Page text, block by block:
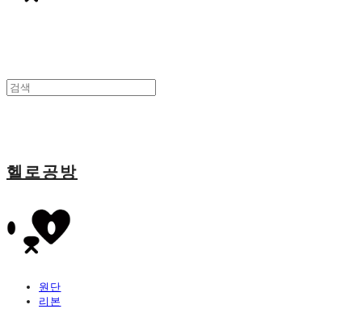
헬로공방
원단
리본